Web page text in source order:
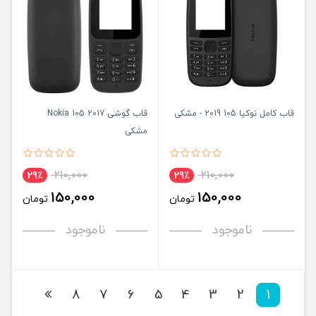
قاب کامل نوکیا 105 2019 - مشکی
210,000 29٪
150,000 تومان
ناموجود
قاب گوشی Nokia 105 2017
مشکی
210,000 29٪
150,000 تومان
ناموجود
1
2
3
4
5
6
7
8